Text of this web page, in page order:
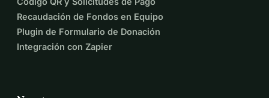
Recaudación de Fondos en Equipo
Plugin de Formulario de Donación
Integración con Zapier